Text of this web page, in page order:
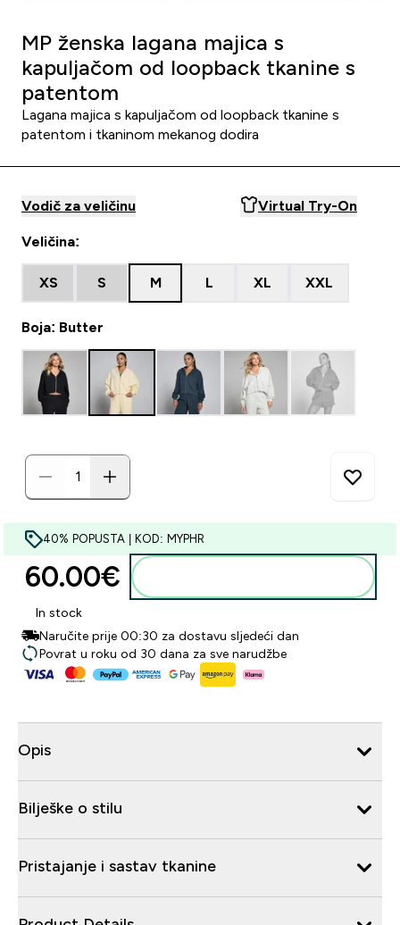
MP ženska lagana majica s
kapuljačom od loopback tkanine s
patentom
Lagana majica s kapuljačom od loopback tkanine s
patentom i tkaninom mekanog dodira
Vodič za veličinu Virtual Try-On
Veličina:
XS S M L XL XXL
Boja: Butter
40% POPUSTA | KOD: MYPHR
60.00€‎
In stock
Naručite prije 00:30 za dostavu sljedeći dan
Povrat u roku od 30 dana za sve narudžbe
Opis
Bilješke o stilu
Pristajanje i sastav tkanine